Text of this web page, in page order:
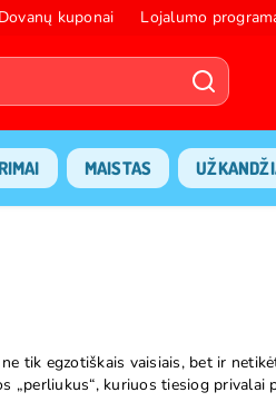
Dovanų kuponai Lojalumo
MAISTAS
tik egzotiškais vaisiais, bet ir
„perliukus“, kuriuos tiesiog privalai